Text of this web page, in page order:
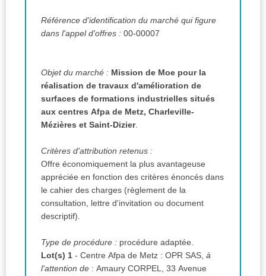
Référence d'identification du marché qui figure
dans l'appel d'offres : 00-00007
Objet du marché : Mission de Moe pour la
réalisation de travaux d'amélioration de
surfaces de formations industrielles situés
aux centres Afpa de Metz, Charleville-
Mézières et Saint-Dizier.
Critères d'attribution retenus :
Offre économiquement la plus avantageuse
appréciée en fonction des critères énoncés dans
le cahier des charges (règlement de la
consultation, lettre d'invitation ou document
descriptif).
Type de procédure : procédure adaptée.
Lot(s) 1 - Centre Afpa de Metz : OPR SAS, à
l'attention de : Amaury CORPEL, 33 Avenue